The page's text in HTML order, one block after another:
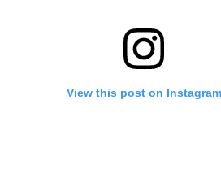
View this post on Instagram